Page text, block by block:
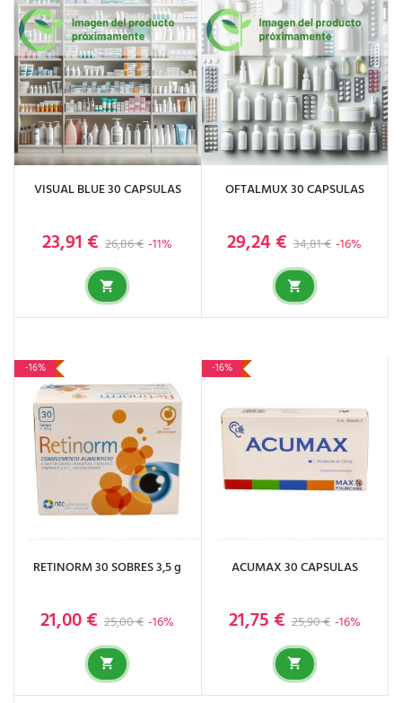
VISUAL BLUE 30 CAPSULAS
Precio base
26,86 € -11%
Precio
23,91 €
OFTALMUX 30 CAPSULAS
Precio base
34,81 € -16%
Precio
29,24 €
-16%
RETINORM 30 SOBRES 3,5 g
Precio base
25,00 € -16%
Precio
21,00 €
-16%
ACUMAX 30 CAPSULAS
Precio base
25,90 € -16%
Precio
21,75 €